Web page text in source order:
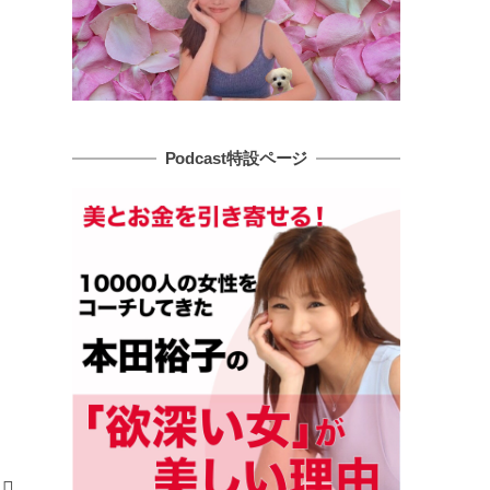
Podcast特設ページ